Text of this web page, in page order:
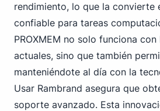
rendimiento, lo que la convierte
confiable para tareas
PROXMEM no solo funciona con
actuales, sino que también
manteniéndote al día con la
Usar Rambrand asegura que
soporte avanzado. Esta